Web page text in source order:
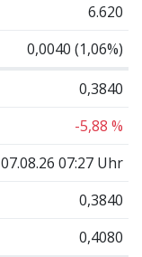
6.620
0,0040 (1,06%)
0,3840
-5,88 %
07.08.26 07:27 Uhr
0,3840
0,4080